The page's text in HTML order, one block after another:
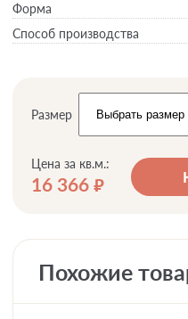
Форма
Способ производства
Размер
Цена за кв.м.:
16 366 руб.
Похожие